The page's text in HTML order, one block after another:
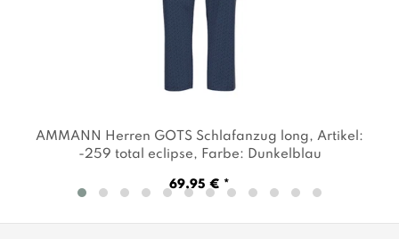
AMMANN Herren GOTS Schlafanzug long , Artikel:
-259 total eclipse , Farbe: Dunkelblau
69,95 € *